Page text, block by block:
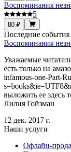
Воспоминания
5
80 ₽
Последние события
Воспоминания
Уважаемые
есть только на
infamous-one-Part-
выложить ее здесь
Лилия Гойзман
12 дек. 2017 г.
Наши услуги
Офлайн-